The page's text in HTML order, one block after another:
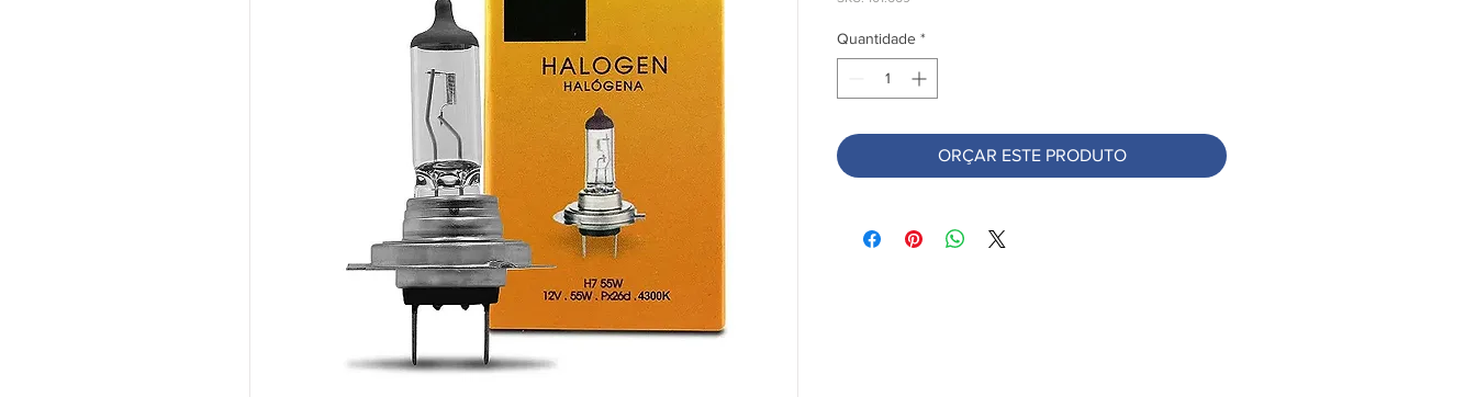
Quantidade *
ORÇAR ESTE PRODUTO